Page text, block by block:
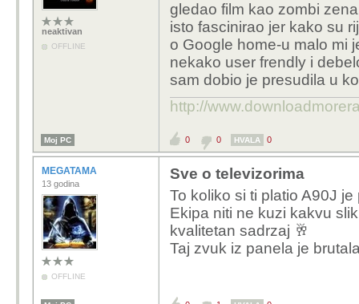
neaktivan
OFFLINE
gledao film kao zombi
isto fascinirao jer kako su
o Google home-u malo mi
nekako user frendly i
sam dobio je presudila u
http://
Moj PC 0 0 HVALA 0
MEGATAMA
13 godina
OFFLINE
Sve o televizorima
To koliko si ti platio A90J
Ekipa niti ne kuzi kakvu
kvalitetan sadrzaj 🥂
Taj zvuk iz panela je